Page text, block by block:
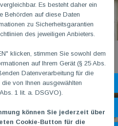
Es besteht daher ein
Behörden auf diese Daten
zu Sicherheitsgarantien
des jeweiligen Anbieters.
klicken, stimmen Sie sowohl dem
auf Ihrem Gerät (§ 25 Abs.
Datenverarbeitung für die
von Ihnen ausgewählten
1 lit. a. DSGVO).
können Sie jederzeit über
Cookie-Button für die